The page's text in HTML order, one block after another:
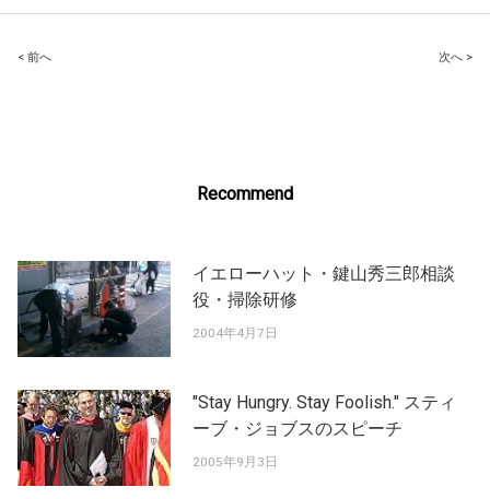
Post
< 前へ 次へ >
Recommend
イエローハット・鍵山秀三郎相談
役・掃除研修
2004年4月7日
"Stay Hungry. Stay Foolish." スティ
ーブ・ジョブスのスピーチ
2005年9月3日